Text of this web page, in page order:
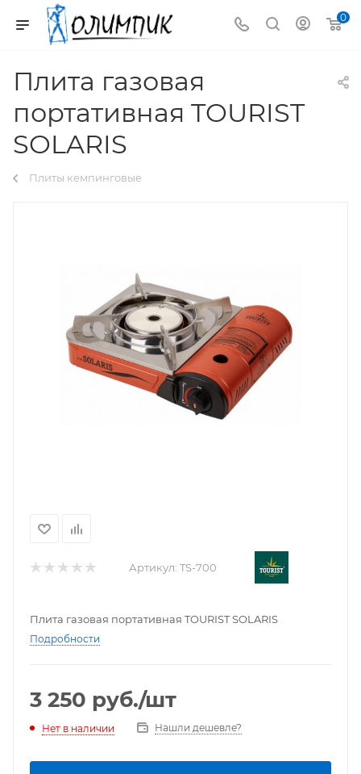
0
Плита газовая
портативная TOURIST
SOLARIS
Плиты кемпинговые
Артикул: TS-700
Плита газовая портативная TOURIST SOLARIS
Подробности
3 250 руб./шт
Нет в наличии Нашли дешевле?